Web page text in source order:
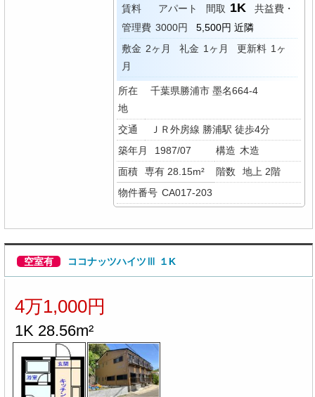
賃料 アパート 間取 1K
共益費・
管理費 3000円
5,500円 近隣
敷金 2ヶ月 礼金 1ヶ月 更新料 1ヶ
月
所在
地
千葉県勝浦市 墨名664-4
交通
ＪＲ外房線 勝浦駅 徒歩4分
築年月
1987/07 構造 木造
面積
専有 28.15m² 階数
地上 2階
物件番号 CA017-203
空室有 ココナッツハイツⅢ １K
4万1,000円
1K 28.56m²